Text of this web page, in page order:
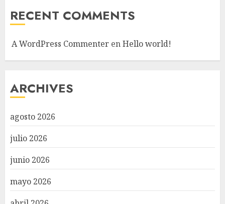
RECENT COMMENTS
A WordPress Commenter enHello world!
ARCHIVES
agosto 2026
julio 2026
junio 2026
mayo 2026